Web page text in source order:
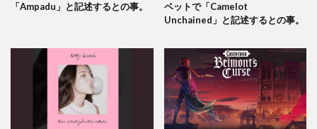
「Ampadu」と記述するとの事。
ベットで「Camelot
Unchained」と記述するとの事。